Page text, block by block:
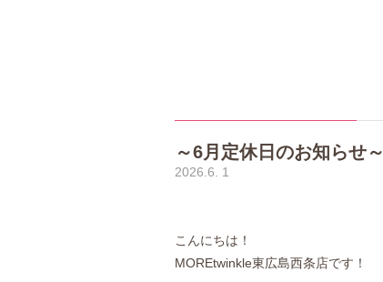
～6月定休日のお知らせ～
2026.6. 1
こんにちは！
MOREtwinkle東広島西条店です！